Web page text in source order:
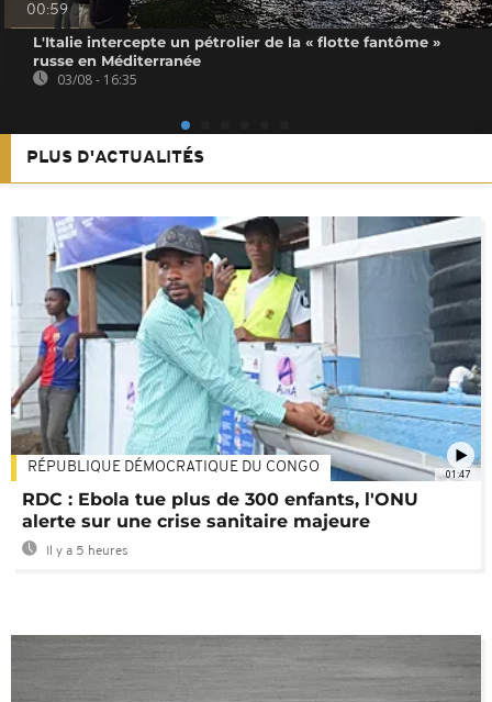
00:59
L'Italie intercepte un pétrolier de la « flotte fantôme »
russe en Méditerranée
03/08 - 16:35
PLUS D'ACTUALITÉS
01:47
RÉPUBLIQUE DÉMOCRATIQUE DU CONGO
RDC : Ebola tue plus de 300 enfants, l'ONU
alerte sur une crise sanitaire majeure
Il y a 5 heures